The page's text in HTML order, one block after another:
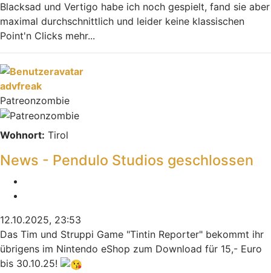
Blacksad und Vertigo habe ich noch gespielt, fand sie aber
maximal durchschnittlich und leider keine klassischen
Point'n Clicks mehr...
Nach oben
advfreak
Patreonzombie
Wohnort: Tirol
News - Pendulo Studios geschlossen
12.10.2025, 23:53
Das Tim und Struppi Game "Tintin Reporter" bekommt ihr
übrigens im Nintendo eShop zum Download für 15,- Euro
bis 30.10.25!